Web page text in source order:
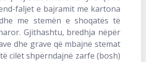
faljet e bajramit me kartona
me stemën e shoqatës të
Gjithashtu, bredhja nëpër
dhe grave që mbajnë stemat
cilët shpërndajnë zarfe (bosh)